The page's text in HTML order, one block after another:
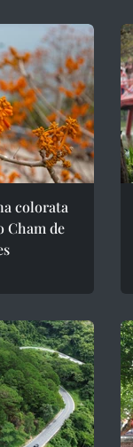
colorata
Cham de